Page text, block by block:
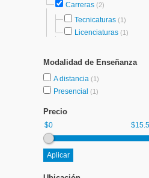
Carreras (2)
Tecnicaturas (1)
Licenciaturas (1)
Modalidad de Enseñanza
A distancia (1)
Presencial (1)
Precio
$0